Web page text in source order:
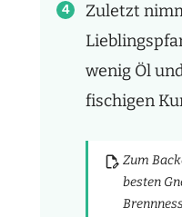
Zuletzt
wenig Öl
fischigen
Zum
besten